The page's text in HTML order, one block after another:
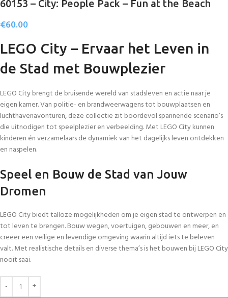
60153 – City: People Pack – Fun at the Beach
€60.00
LEGO City – Ervaar het Leven in
de Stad met Bouwplezier
LEGO City brengt de bruisende wereld van stadsleven en actie naar je
eigen kamer. Van politie- en brandweerwagens tot bouwplaatsen en
luchthavenavonturen, deze collectie zit boordevol spannende scenario’s
die uitnodigen tot speelplezier en verbeelding. Met LEGO City kunnen
kinderen én verzamelaars de dynamiek van het dagelijks leven ontdekken
en naspelen.
Speel en Bouw de Stad van Jouw
Dromen
LEGO City biedt talloze mogelijkheden om je eigen stad te ontwerpen en
tot leven te brengen. Bouw wegen, voertuigen, gebouwen en meer, en
creëer een veilige en levendige omgeving waarin altijd iets te beleven
valt. Met realistische details en diverse thema’s is het bouwen bij LEGO City
nooit saai.